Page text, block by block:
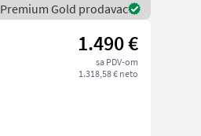
Premium Gold prodavac
1.490 €
sa PDV-om
1.318,58 € neto